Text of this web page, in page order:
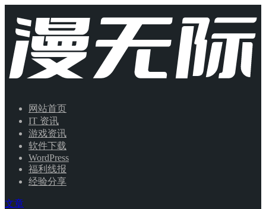
网站首页
IT 资讯
游戏资讯
软件下载
WordPress
福利线报
经验分享
文章